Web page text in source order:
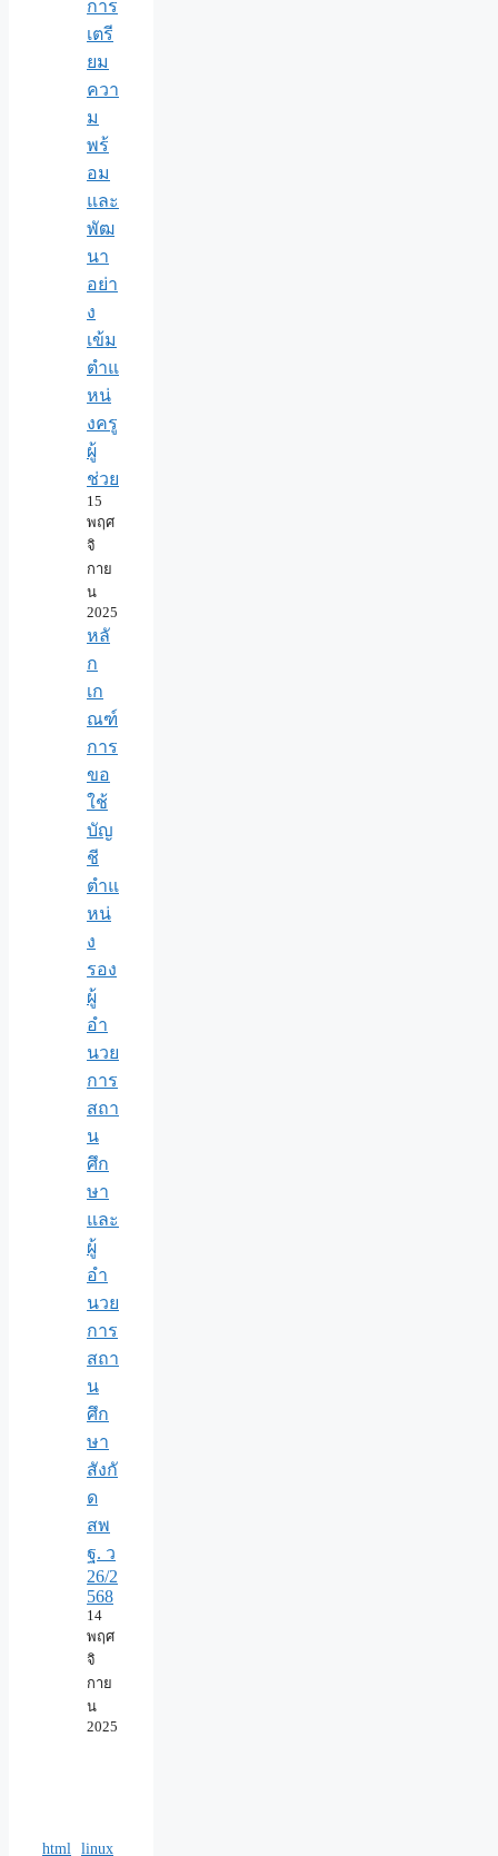
การ
เตรี
ยม
ควา
ม
พร้
อม
และ
พัฒ
นา
อย่า
ง
เข้ม
ตำแ
หน่
งครู
ผู้
ช่วย
15
พฤศ
จิ
กาย
น
2025
หลั
ก
เก
ณฑ์
การ
ขอ
ใช้
บัญ
ชี
ตำแ
หน่
ง
รอง
ผู้
อำ
นวย
การ
สถา
น
ศึก
ษา
และ
ผู้
อำ
นวย
การ
สถา
น
ศึก
ษา
สังกั
ด
สพ
ฐ. ว
26/2
568
14
พฤศ
จิ
กาย
น
2025
html linux